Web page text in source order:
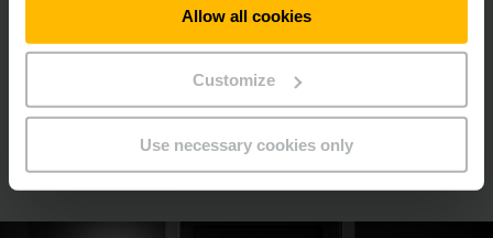
Allow all cookies
Customize
Use necessary cookies only
kompletné procesy, vieme naše sieťové riešenie pripojiť k
Umožňuje to oceňované logistické rozhranie Jungheinrich.
Ak už máte vo firme skúsenosť s automatickými vozíkmi
(AGV) alebo automatickými mobilnými robotmi (AMR), vieme
naše mobilné roboty pripojiť k príslušným systémom cez
štandardizované rozhranie VDA 5050.